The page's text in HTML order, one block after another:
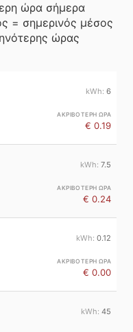
ώρα σήμερα
= σημερινός μέσος
ώρας
6
€ 0.19
7.5
€ 0.24
0.12
€ 0.00
45